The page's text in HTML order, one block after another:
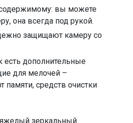
вы можете
она всегда под рукой.
защищают камеру со
есть дополнительные
для мелочей –
памяти, средств очистки
зеркальный